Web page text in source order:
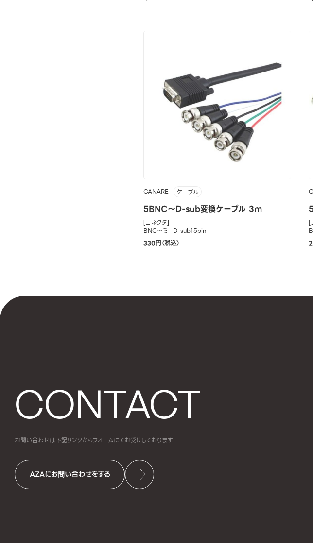
CANARE ケーブル
5BNC～D-sub変換ケーブル 3m
[コネクタ]
BNC～ミニD-sub15pin
330円（税込）
[
CONTACT
お問い合わせは下記リンクからフォームにてお受けしております
AZAにお問い合わせをする